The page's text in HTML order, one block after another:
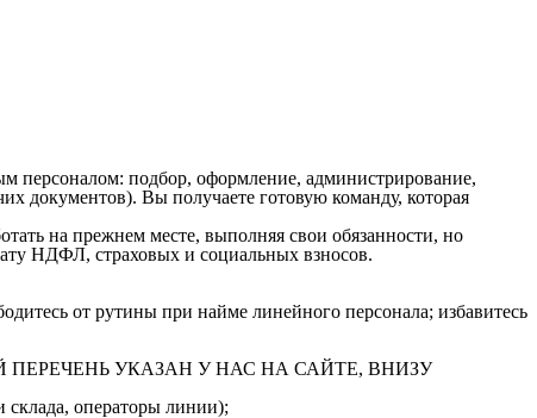
персоналом: подбор, оформление, администрирование,
документов). Вы получаете готовую команду, которая
на прежнем месте, выполняя свои обязанности, но
НДФЛ, страховых и социальных взносов.
от рутины при найме линейного персонала; избавитесь
ПЕРЕЧЕНЬ УКАЗАН У НАС НА САЙТЕ, ВНИЗУ
склада, операторы линии);